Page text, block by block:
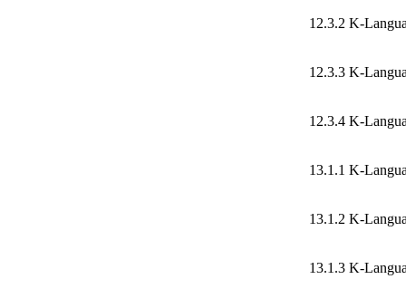
12.3.2 K-
12.3.3 K-
12.3.4 K-
13.1.1 K-
13.1.2 K-
13.1.3 K-